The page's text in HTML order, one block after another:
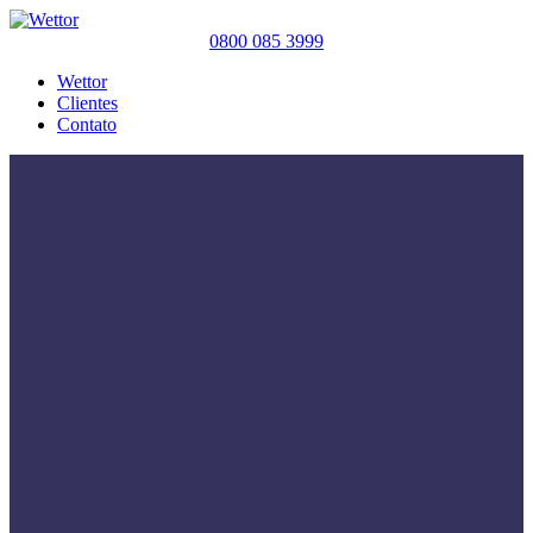
0800 085 3999
Wettor
Clientes
Contato